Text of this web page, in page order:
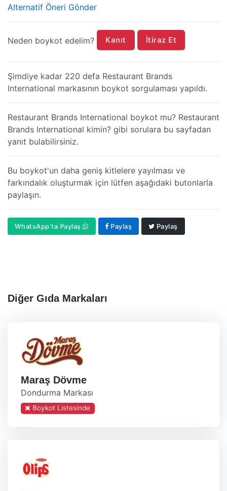
Alternatif Öneri Gönder
Neden boykot edelim? Kanıt İtiraz Et
Şimdiye kadar 220 defa Restaurant Brands
International markasının boykot sorgulaması yapıldı.
Restaurant Brands International boykot mu? Restaurant
Brands International kimin? gibi sorulara bu sayfadan
yanıt bulabilirsiniz.
Bu boykot'un daha geniş kitlelere yayılması ve
farkındalık oluşturmak için lütfen aşağıdaki butonlarla
paylaşın.
WhatsApp'ta Paylaş Paylaş Paylaş
Diğer Gıda Markaları
Maraş Dövme
Dondurma Markası
Boykot Listesinde